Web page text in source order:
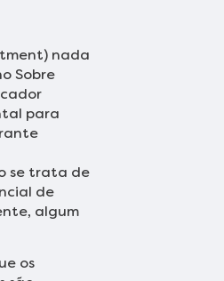
nada
Sobre
para
se trata de
de
algum
os